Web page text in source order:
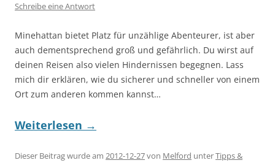
Schreibe eine Antwort
Minehattan bietet Platz für unzählige Abenteurer, ist aber
auch dementsprechend groß und gefährlich. Du wirst auf
deinen Reisen also vielen Hindernissen begegnen. Lass
mich dir erklären, wie du sicherer und schneller von einem
Ort zum anderen kommen kannst…
Weiterlesen →
Dieser Beitrag wurde am 2012-12-27von Melford unterTipps &